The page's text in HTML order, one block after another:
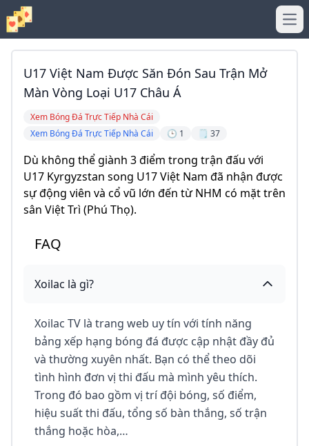
U17 Việt Nam Được Săn Đón Sau Trận Mở
Màn Vòng Loại U17 Châu Á
Xem Bóng Đá Trực Tiếp Nhà Cái
Xem Bóng Đá Trực Tiếp Nhà Cái
🕒 1 🗒️ 37
Dù không thể giành 3 điểm trong trận đấu với
U17 Kyrgyzstan song U17 Việt Nam đã nhận được
sự động viên và cổ vũ lớn đến từ NHM có mặt trên
sân Việt Trì (Phú Thọ).
FAQ
Xoilac là gì?
Xoilac TV là trang web uy tín với tính năng
bảng xếp hạng bóng đá được cập nhật đầy đủ
và thường xuyên nhất. Bạn có thể theo dõi
tình hình đơn vị thi đấu mà mình yêu thích.
Trong đó bao gồm vị trí đội bóng, số điểm,
hiệu suất thi đấu, tổng số bàn thắng, số trận
thắng hoặc hòa,…